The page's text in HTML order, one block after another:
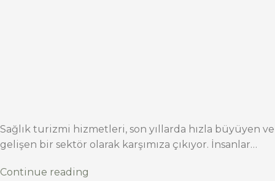
Sağlık turizmi hizmetleri, son yıllarda hızla büyüyen ve
gelişen bir sektör olarak karşımıza çıkıyor. İnsanlar…
Continue reading